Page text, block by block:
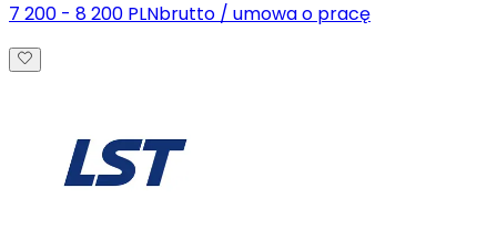
7 200 - 8 200 PLNbrutto / umowa o pracę